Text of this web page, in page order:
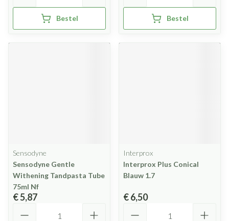
Bestel Bestel
Sensodyne
Sensodyne Gentle
Withening Tandpasta Tube
75ml Nf
€ 5,87
Interprox
Interprox Plus Conical
Blauw 1.7
€ 6,50